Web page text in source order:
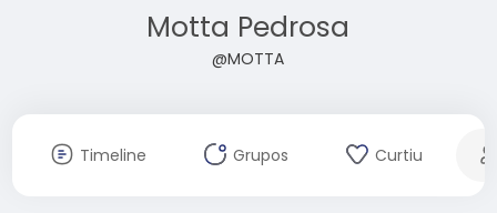
Motta Pedrosa
@MOTTA
Timeline Grupos Curtiu